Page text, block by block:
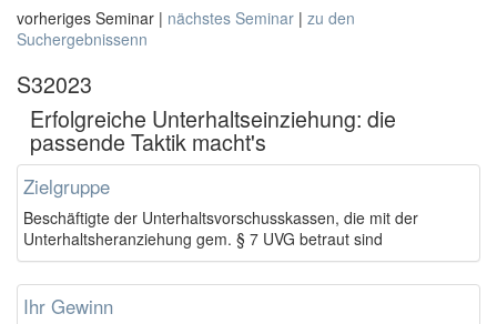
vorheriges Seminar | nächstes Seminar | zu den
Suchergebnissenn
S32023
Erfolgreiche Unterhaltseinziehung: die
passende Taktik macht's
Zielgruppe
Beschäftigte der Unterhaltsvorschusskassen, die mit der
Unterhaltsheranziehung gem. § 7 UVG betraut sind
Ihr Gewinn